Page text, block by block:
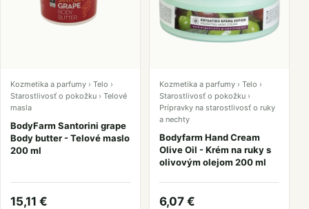
Kozmetika a parfumy › Telo ›
Starostlivosť o pokožku › Telové
masla
BodyFarm Santorini grape
Body butter - Telové maslo
200 ml
15,11 €
Kozmetika a parfumy › Telo ›
Starostlivosť o pokožku ›
Prípravky na starostlivosť o ruky
a nechty
Bodyfarm Hand Cream
Olive Oil - Krém na ruky s
olivovým olejom 200 ml
6,07 €